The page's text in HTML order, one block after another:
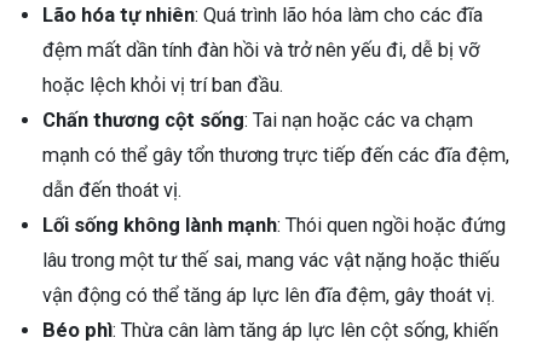
Lão hóa tự nhiên: Quá trình lão hóa làm cho các đĩa
đệm mất dần tính đàn hồi và trở nên yếu đi, dễ bị vỡ
hoặc lệch khỏi vị trí ban đầu.
Chấn thương cột sống: Tai nạn hoặc các va chạm
mạnh có thể gây tổn thương trực tiếp đến các đĩa đệm,
dẫn đến thoát vị.
Lối sống không lành mạnh: Thói quen ngồi hoặc đứng
lâu trong một tư thế sai, mang vác vật nặng hoặc thiếu
vận động có thể tăng áp lực lên đĩa đệm, gây thoát vị.
Béo phì: Thừa cân làm tăng áp lực lên cột sống, khiến